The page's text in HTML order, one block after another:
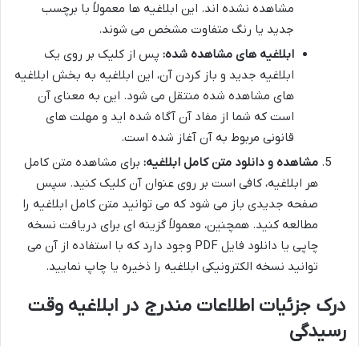
مشاهده نشده اند. این ابلاغیه ها معمولاً با برچسب
جدید یا رنگ متفاوت مشخص می شوند.
ابلاغیه های مشاهده شده: پس از کلیک بر روی یک
ابلاغیه جدید و باز کردن آن، این ابلاغیه به بخش ابلاغیه
های مشاهده شده منتقل می شود. این به معنای آن
است که شما از مفاد آن آگاه شده اید و مهلت های
قانونی مربوط به آن آغاز شده است.
مشاهده و دانلود متن کامل ابلاغیه: برای مشاهده متن کامل
هر ابلاغیه، کافی است بر روی عنوان آن کلیک کنید. سپس
صفحه جدیدی باز می شود که می توانید متن کامل ابلاغیه را
مطالعه کنید. همچنین، معمولاً گزینه ای برای دریافت نسخه
چاپی یا دانلود فایل PDF وجود دارد که با استفاده از آن می
توانید نسخه الکترونیکی ابلاغیه را ذخیره یا چاپ نمایید.
درک جزئیات اطلاعات مندرج در ابلاغیه وقت
رسیدگی